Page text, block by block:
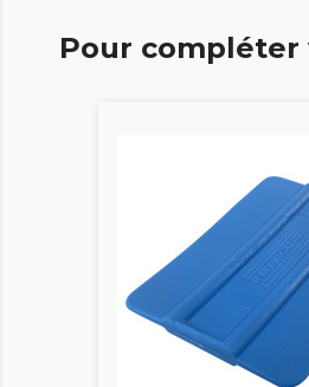
Pour compléter